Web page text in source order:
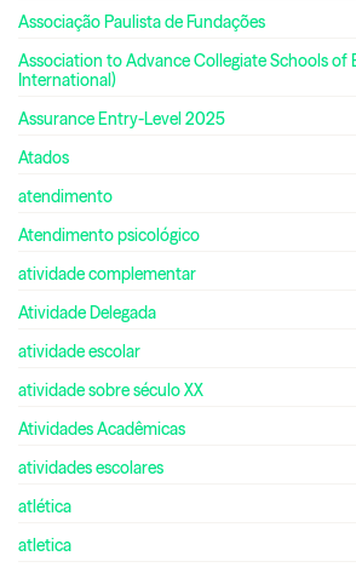
Associação Paulista de Fundações
Association to Advance Collegiate Schools of
International)
Assurance Entry-Level 2025
Atados
atendimento
Atendimento psicológico
atividade complementar
Atividade Delegada
atividade escolar
atividade sobre século XX
Atividades Acadêmicas
atividades escolares
atlética
atletica